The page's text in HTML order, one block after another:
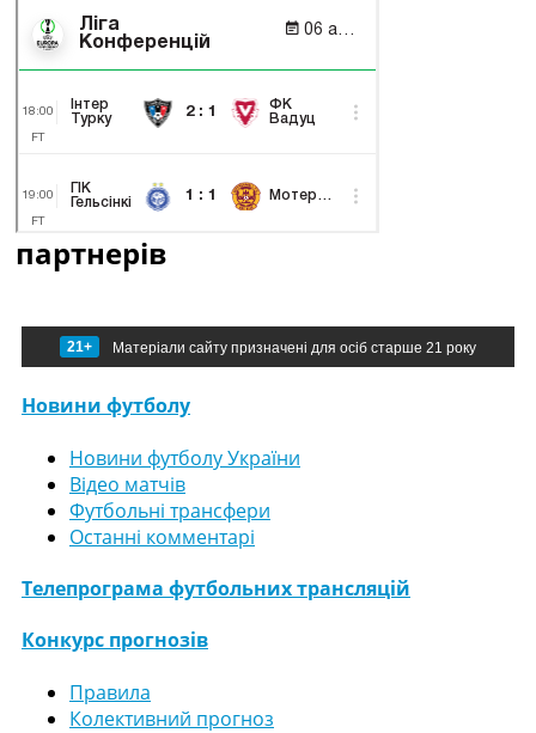
партнерів
21+ Матеріали сайту призначені для осіб старше 21 року
Новини футболу
Новини футболу України
Відео матчів
Футбольні трансфери
Останні комментарі
Телепрограма футбольних трансляцій
Конкурс прогнозів
Правила
Колективний прогноз